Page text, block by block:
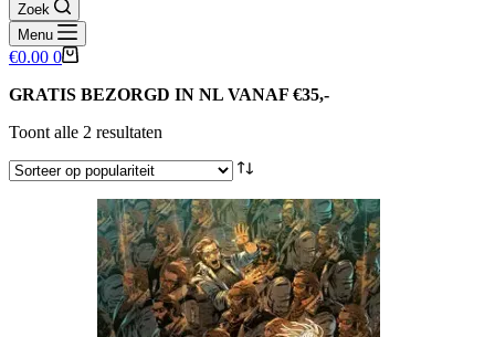
Zoek
Menu
Winkelwagen
€0.00 0
GRATIS BEZORGD IN NL VANAF €35,-
Toont alle 2 resultaten
populariteit